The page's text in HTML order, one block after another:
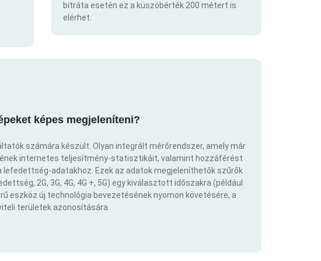
bitráta esetén ez a küszöbérték 200 métert is
elérhet.
képes megjeleníteni?
számára készült. Olyan integrált mérőrendszer, amely már
internetes teljesítmény-statisztikáit, valamint hozzáférést
adatakhoz. Ezek az adatok megjeleníthetők szűrők
2G, 3G, 4G, 4G +, 5G) egy kiválasztott időszakra (például
eszköz új technológia bevezetésének nyomon követésére, a
területek azonosítására.